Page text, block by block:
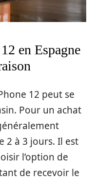
en Espagne
12 peut se
Pour un achat
2 à 3 jours. Il est
l’option de
de recevoir le